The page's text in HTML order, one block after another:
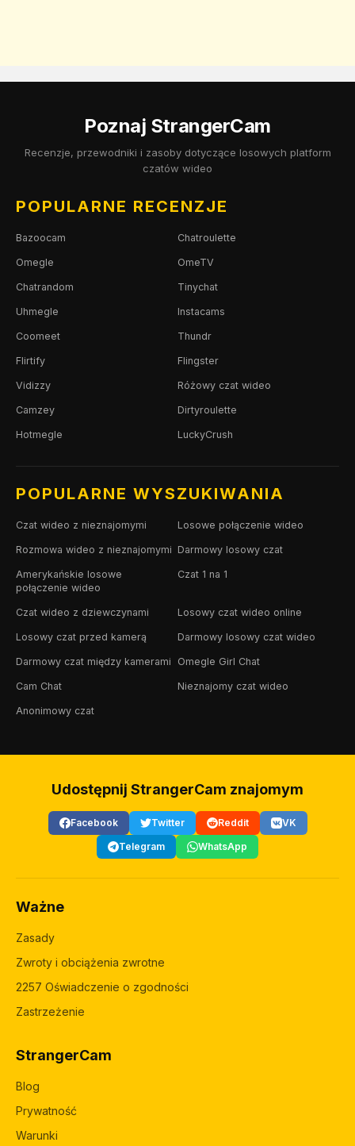
Poznaj StrangerCam
Recenzje, przewodniki i zasoby dotyczące losowych platform
czatów wideo
POPULARNE RECENZJE
Bazoocam Chatroulette
Omegle OmeTV
Chatrandom Tinychat
Uhmegle Instacams
Coomeet Thundr
Flirtify Flingster
Vidizzy Różowy czat wideo
Camzey Dirtyroulette
Hotmegle LuckyCrush
POPULARNE WYSZUKIWANIA
Czat wideo z nieznajomymi Losowe połączenie wideo
Rozmowa wideo z nieznajomymi Darmowy losowy czat
Amerykańskie losowe
połączenie wideo
Czat 1 na 1
Czat wideo z dziewczynami Losowy czat wideo online
Losowy czat przed kamerą Darmowy losowy czat wideo
Darmowy czat między kamerami Omegle Girl Chat
Cam Chat Nieznajomy czat wideo
Anonimowy czat
Udostępnij StrangerCam znajomym
Facebook Twitter Reddit
VK
Telegram
WhatsApp
Ważne
Zasady
Zwroty i obciążenia zwrotne
2257 Oświadczenie o zgodności
Zastrzeżenie
StrangerCam
Blog
Prywatność
Warunki